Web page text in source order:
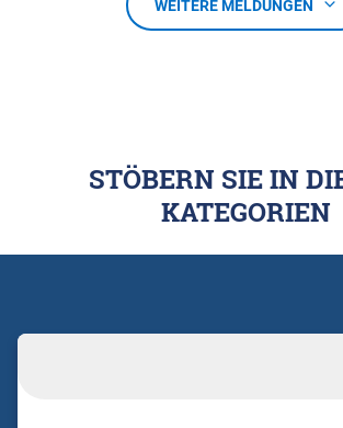
WEITERE MELDUNGEN
STÖBERN SIE IN
KATEGORIEN